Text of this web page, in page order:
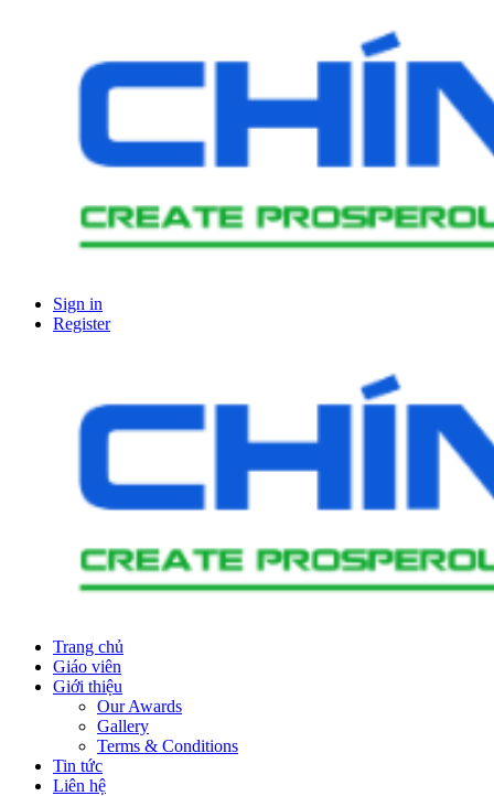
Sign in
Register
Trang chủ
Giáo viên
Giới thiệu
Our Awards
Gallery
Terms & Conditions
Tin tức
Liên hệ